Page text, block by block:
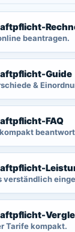
beantragen.
Guide
&
FAQ
verständlich
Tarife kompakt.